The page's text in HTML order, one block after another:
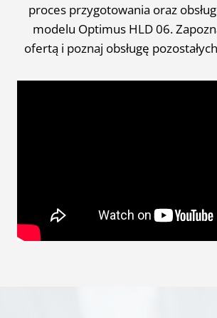
proces przygotowania oraz
modelu Optimus HLD 06.
ofertą i poznaj obsługę